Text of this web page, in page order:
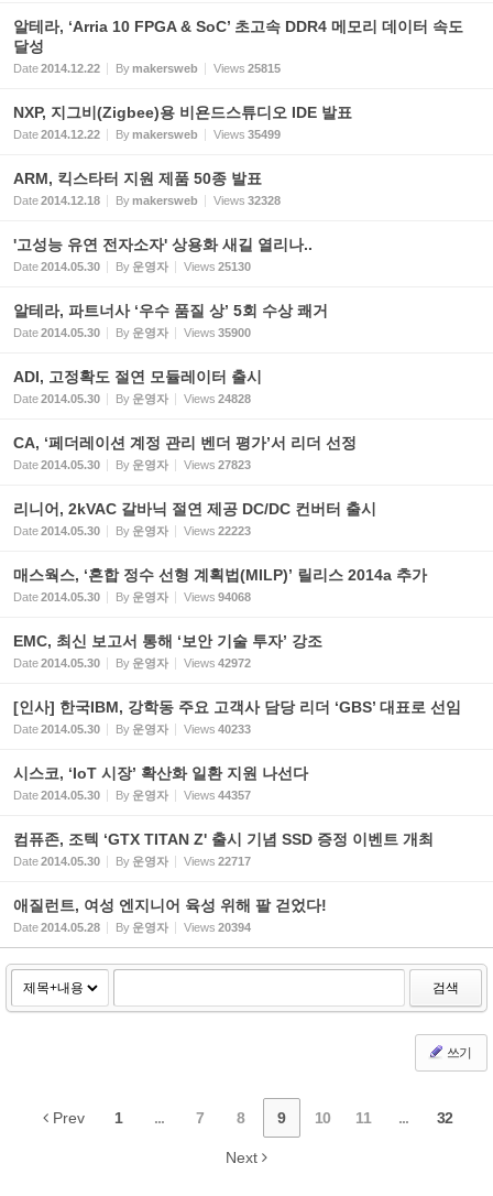
알테라, ‘Arria 10 FPGA & SoC’ 초고속 DDR4 메모리 데이터 속도
달성
Date2014.12.22 Bymakersweb Views 25815
NXP, 지그비(Zigbee)용 비욘드스튜디오 IDE 발표
Date2014.12.22 Bymakersweb Views 35499
ARM, 킥스타터 지원 제품 50종 발표
Date2014.12.18 Bymakersweb Views 32328
'고성능 유연 전자소자' 상용화 새길 열리나..
Date2014.05.30 By 운영자 Views 25130
알테라, 파트너사 ‘우수 품질 상’ 5회 수상 쾌거
Date2014.05.30 By 운영자 Views 35900
ADI, 고정확도 절연 모듈레이터 출시
Date2014.05.30 By 운영자 Views 24828
CA, ‘페더레이션 계정 관리 벤더 평가’서 리더 선정
Date2014.05.30 By 운영자 Views 27823
리니어, 2kVAC 갈바닉 절연 제공 DC/DC 컨버터 출시
Date2014.05.30 By 운영자 Views 22223
매스웍스, ‘혼합 정수 선형 계획법(MILP)’ 릴리스 2014a 추가
Date2014.05.30 By 운영자 Views 94068
EMC, 최신 보고서 통해 ‘보안 기술 투자’ 강조
Date2014.05.30 By 운영자 Views 42972
[인사] 한국IBM, 강학동 주요 고객사 담당 리더 ‘GBS’ 대표로 선임
Date2014.05.30 By 운영자 Views 40233
시스코, ‘IoT 시장’ 확산화 일환 지원 나선다
Date2014.05.30 By 운영자 Views 44357
컴퓨존, 조텍 ‘GTX TITAN Z' 출시 기념 SSD 증정 이벤트 개최
Date2014.05.30 By 운영자 Views 22717
애질런트, 여성 엔지니어 육성 위해 팔 걷었다!
Date2014.05.28 By 운영자 Views 20394
검색
쓰기
Prev 1 ... 7 8 9 10 11 ... 32
Next